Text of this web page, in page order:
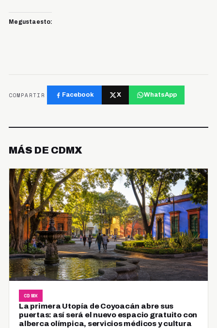
Me gusta esto:
COMPARTIR Facebook X WhatsApp
MÁS DE CDMX
CDMX
La primera Utopía de Coyoacán abre sus
puertas: así será el nuevo espacio gratuito con
alberca olímpica, servicios médicos y cultura